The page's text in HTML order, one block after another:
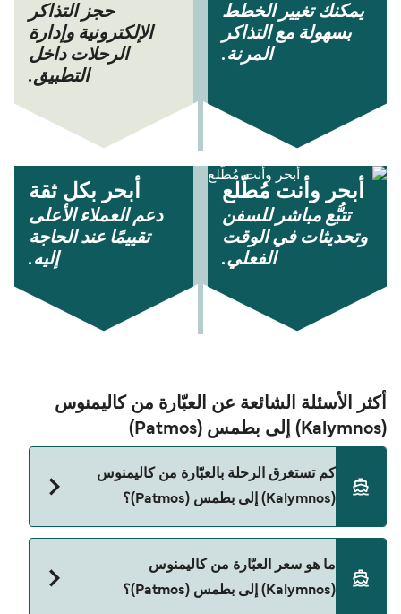
يمكنك تغيير الخطط
بسهولة مع التذاكر
المرنة.
حجز التذاكر
الإلكترونية وإدارة
الرحلات داخل
التطبيق.
أبحر وأنت مُطّلع
تتبُّع مباشر للسفن
وتحديثات في الوقت
الفعلي.
أبحر بكل ثقة
دعم العملاء الأعلى
تقييمًا عند الحاجة
إليه.
أكثر الأسئلة الشائعة عن العبّارة من كاليمنوس
(Kalymnos) إلى بطمس (Patmos)
كم تستغرق الرحلة بالعبّارة من كاليمنوس
(Kalymnos) إلى بطمس (Patmos)؟
بطمس (Patmos) تقريباً 1 الساعة 35 دقائق. مدة الإبحار
ممكن تختلف حسب الموسم والشركة، لذلك ننصحك
ما هو سعر العبّارة من كاليمنوس
(Kalymnos) إلى بطمس (Patmos)؟